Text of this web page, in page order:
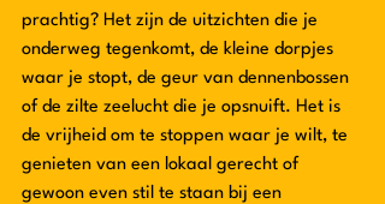
prachtig? Het zijn de uitzichten die je
onderweg tegenkomt, de kleine dorpjes
waar je stopt, de geur van dennenbossen
of de zilte zeelucht die je opsnuift. Het is
de vrijheid om te stoppen waar je wilt, te
genieten van een lokaal gerecht of
gewoon even stil te staan bij een